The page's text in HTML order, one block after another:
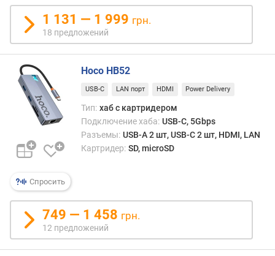
о
б
а
в
л
е
н
и
я
о
к
л
и
ч
е
с
т
1 131 — 1 999 грн.
18 предложений
Спросить
Hoco HB52
USB-C LAN порт HDMI Power Delivery
Тип: хаб с картридером
Подключение хаба: USB-C, 5Gbps
Разъемы: USB-A 2 шт, USB-C 2 шт, HDMI, LAN
Картридер: SD, microSD
749 — 1 458 грн.
12 предложений